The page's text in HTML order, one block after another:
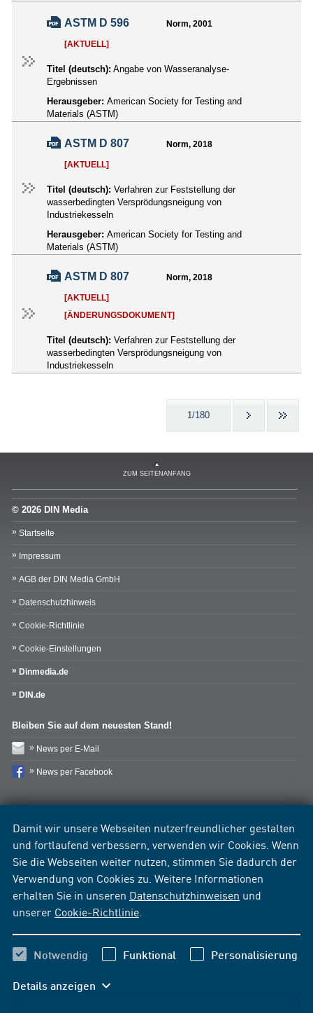
Damit wir unsere Webseiten nutzerfreundlicher gestalten
und fortlaufend verbessern, verwenden wir Cookies. Wenn
Sie die Webseiten weiter nutzen, stimmen Sie dadurch der
Verwendung von Cookies zu. Weitere Informationen
erhalten Sie in unseren Datenschutzhinweisen und
unserer Cookie-Richtlinie
Notwendig Funktional Personalisierung
Details anzeigen
ASTM D 596 Norm, 2001
[AKTUELL]
Titel (deutsch): Angabe von Wasseranalyse-
Ergebnissen
Herausgeber: American Society for Testing and
Materials (ASTM)
ASTM D 807 Norm, 2018
[AKTUELL]
Titel (deutsch): Verfahren zur Feststellung der
wasserbedingten Versprödungsneigung von
Industriekesseln
Herausgeber: American Society for Testing and
Materials (ASTM)
ASTM D 807 Norm, 2018
[AKTUELL]
[ÄNDERUNGSDOKUMENT]
Titel (deutsch): Verfahren zur Feststellung der
wasserbedingten Versprödungsneigung von
Industriekesseln
1/180
ZUM SEITENANFANG
© 2026 DIN Media
Startseite
Impressum
AGB der DIN Media GmbH
Datenschutzhinweis
Cookie-Richtlinie
Cookie-Einstellungen
Dinmedia.de
DIN.de
Bleiben Sie auf dem neuesten Stand!
News per E-Mail
News per Facebook